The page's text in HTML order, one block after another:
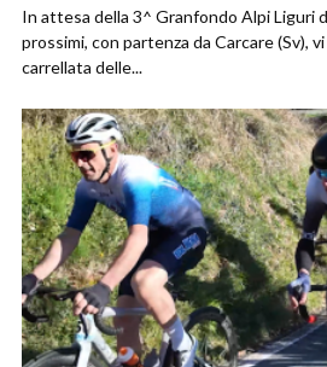
In attesa della 3^ Granfondo Alpi Liguri
prossimi, con partenza da Carcare (Sv),
carrellata delle...